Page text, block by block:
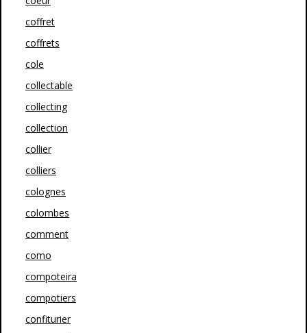
coffret
coffrets
cole
collectable
collecting
collection
collier
colliers
colognes
colombes
comment
como
compoteira
compotiers
confiturier